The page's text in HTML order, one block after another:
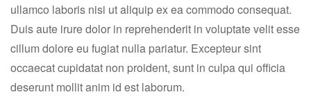
ullamco laboris nisi ut aliquip ex ea commodo consequat.
Duis aute irure dolor in reprehenderit in voluptate velit esse
cillum dolore eu fugiat nulla pariatur. Excepteur sint
occaecat cupidatat non proident, sunt in culpa qui officia
deserunt mollit anim id est laborum.